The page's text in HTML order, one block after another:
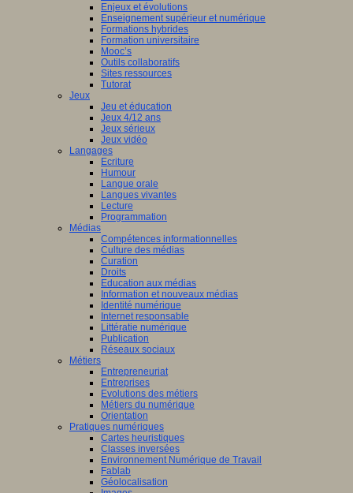
Enjeux et évolutions
Enseignement supérieur et numérique
Formations hybrides
Formation universitaire
Mooc’s
Outils collaboratifs
Sites ressources
Tutorat
Jeux
Jeu et éducation
Jeux 4/12 ans
Jeux sérieux
Jeux vidéo
Langages
Ecriture
Humour
Langue orale
Langues vivantes
Lecture
Programmation
Médias
Compétences informationnelles
Culture des médias
Curation
Droits
Education aux médias
Information et nouveaux médias
Identité numérique
Internet responsable
Littératie numérique
Publication
Réseaux sociaux
Métiers
Entrepreneuriat
Entreprises
Evolutions des métiers
Métiers du numérique
Orientation
Pratiques numériques
Cartes heuristiques
Classes inversées
Environnement Numérique de Travail
Fablab
Géolocalisation